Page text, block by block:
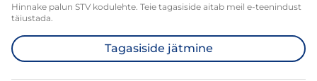
Hinnake palun STV kodulehte. Teie tagasiside aitab meil e-teenindust
täiustada.
Tagasiside jätmine